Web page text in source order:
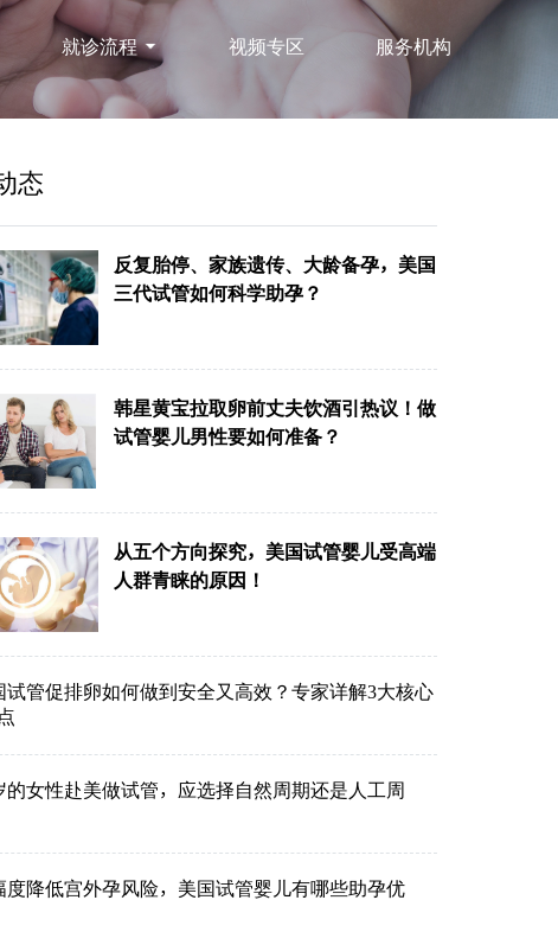
就诊流程 视频专区 服务机构
态
反复胎停、家族遗传、大龄备孕，美国
三代试管如何科学助孕？
韩星黄宝拉取卵前丈夫饮酒引热议！做
试管婴儿男性要如何准备？
从五个方向探究，美国试管婴儿受高端
人群青睐的原因！
试管促排卵如何做到安全又高效？专家详解3大核心
的女性赴美做试管，应选择自然周期还是人工周
度降低宫外孕风险，美国试管婴儿有哪些助孕优